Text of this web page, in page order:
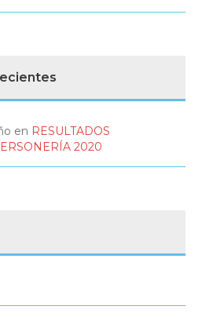
en RESULTADOS
2020